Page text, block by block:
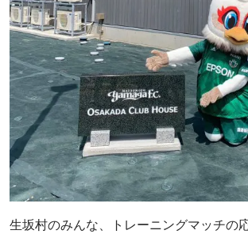
生坂村のみんな、トレーニングマッチの